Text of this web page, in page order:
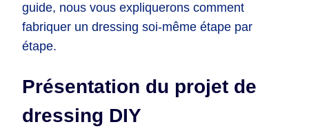
guide, nous vous expliquerons comment
fabriquer un dressing soi-même étape par
étape.
Présentation du projet de
dressing DIY